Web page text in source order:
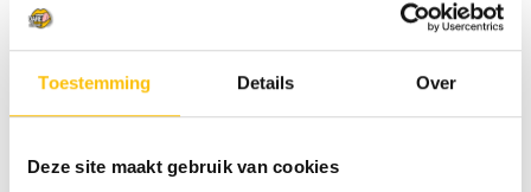
Toestemming Details Over
Deze site maakt gebruik van cookies
Mail me zodra product op voorraad is.
Specificaties